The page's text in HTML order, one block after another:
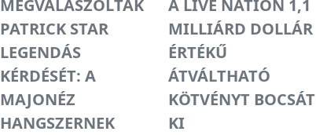
MEGVÁLASZOLTÁK
PATRICK STAR
LEGENDÁS
KÉRDÉSÉT: A
MAJONÉZ
HANGSZERNEK
A LIVE NATION 1,1
MILLIÁRD DOLLÁR
ÉRTÉKŰ
ÁTVÁLTHATÓ
KÖTVÉNYT BOCSÁT
KI